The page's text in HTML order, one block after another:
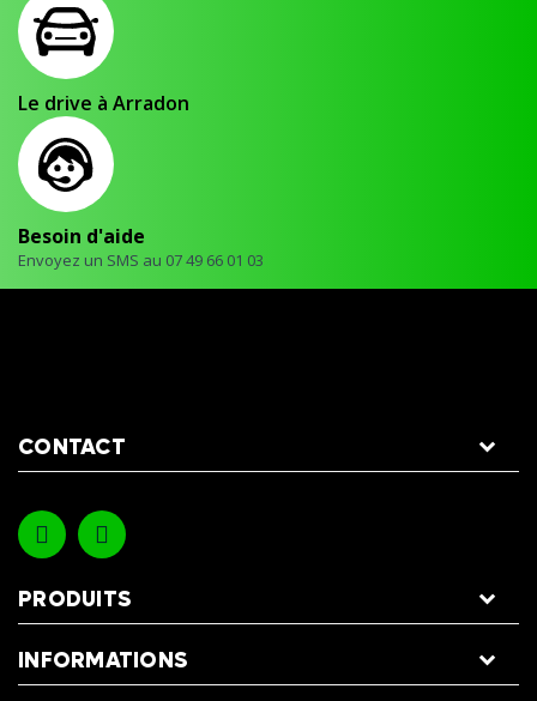
Le drive à Arradon
Besoin d'aide
Envoyez un SMS au 07 49 66 01 03
CONTACT
PRODUITS
INFORMATIONS